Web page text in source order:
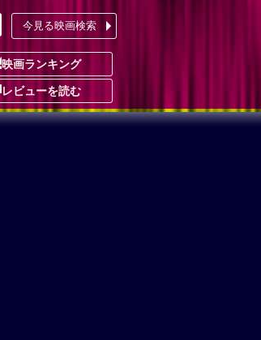
今見る映画検索
映画ランキング
レビューを読む